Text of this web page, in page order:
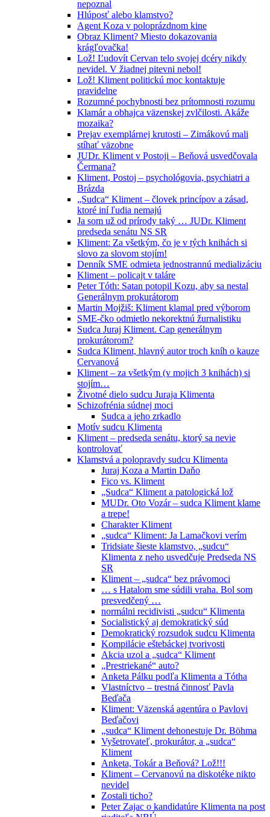
nepoznal
Hlúposť alebo klamstvo?
Agent Koza v poloprázdnom kine
Obraz Kliment? Miesto dokazovania
krágľovačka!
Lož! Ľudovít Cervan telo svojej dcéry nikdy
nevidel. V žiadnej pitevni nebol!
Lož! Kliment politickú moc kontaktuje
pravidelne
Rozumné pochybnosti bez prítomnosti rozumu
Klamár a obhajca väzenskej zvlčilosti. Akáže
mozaika?
Prejav exemplárnej krutosti – Zimákovú mali
stíhať väzobne
JUDr. Kliment v Postoji – Beňová usvedčovala
Čermana?
Kliment, Postoj – psychológovia, psychiatri a
Brázda
„Sudca“ Kliment – človek princípov a zásad,
ktoré iní ľudia nemajú
Ja som už od prírody taký … JUDr. Kliment
predseda senátu NS SR
Kliment: Za všetkým, čo je v tých knihách si
slovo za slovom stojím!
Denník SME odmieta jednostrannú medializáciu
Kliment – policajt v taláre
Peter Tóth: Satan potopil Kozu, aby sa nestal
Generálnym prokurátorom
Martin Mojžiš: Kliment klamal pred výborom
SME-čko odmietlo nekorektnú žurnalistiku
Sudca Juraj Kliment. Cap generálnym
prokurátorom?
Sudca Kliment, hlavný autor troch kníh o kauze
Cervanová
Kliment – za všetkým (v mojich 3 knihách) si
stojím…
Životné dielo sudcu Juraja Klimenta
Schizofrénia súdnej moci
Sudca a jeho zrkadlo
Motív sudcu Klimenta
Kliment – predseda senátu, ktorý sa nevie
kontrolovať
Klamstvá a polopravdy sudcu Klimenta
Juraj Koza a Martin Daňo
Fico vs. Kliment
„Sudca“ Kliment a patologická lož
MUDr. Oto Vozár – sudca Kliment klame
a trepe!
Charakter Kliment
„sudca“ Kliment: Ja Lamačkovi verím
Tridsiate šieste klamstvo, „sudcu“
Klimenta z neho usvedčuje Predseda NS
SR
Kliment – „sudca“ bez právomoci
… s Hatalom sme súdili vraha. Bol som
presvedčený …
normálni recidivisti „sudcu“ Klimenta
Socialistický aj demokratický súd
Demokratický rozsudok sudcu Klimenta
Kompilácie eštebáckej tvorivosti
Akcia uzol a „sudca“ Kliment
„Prestriekané“ auto?
Anketa Pálku podľa Klimenta a Tótha
Vlastníctvo – trestná činnosť Pavla
Beďača
Kliment: Väzenská agentúra o Pavlovi
Beďačovi
„sudca“ Kliment dehonestuje Dr. Böhma
Vyšetrovateľ, prokurátor, a „sudca“
Kliment
Anketa, Tokár a Beňová? Lož!!!
Kliment – Cervanovú na diskotéke nikto
nevidel
Zostali ticho?
Peter Zajac o kandidatúre Klimenta na post